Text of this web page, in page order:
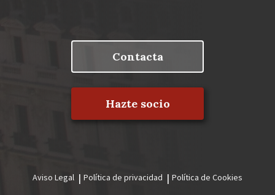
Contacta
Hazte socio
Aviso Legal Política de privacidad Política de Cookies